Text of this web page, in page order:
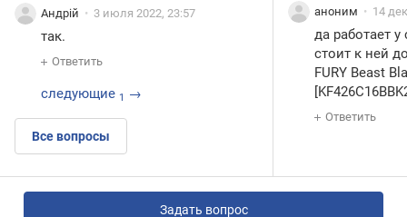
Андрій 3 июля 2022, 23:57
так.
Ответить
следующие 1 →
Все вопросы
аноним 14
да работает у
стоит к ней
FURY Beast
Ответить
Задать вопрос